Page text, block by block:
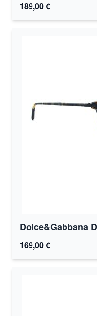
189,00 €
Dolce&Gabbana
169,00 €